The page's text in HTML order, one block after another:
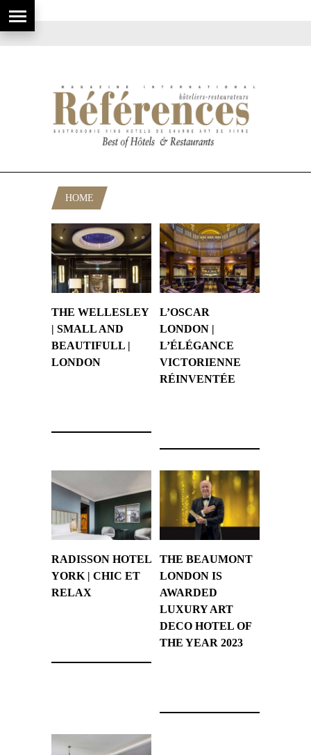
HOME
THE WELLESLEY
| SMALL AND
BEAUTIFULL |
LONDON
L’OSCAR
LONDON |
L’ÉLÉGANCE
VICTORIENNE
RÉINVENTÉE
RADISSON HOTEL
YORK | CHIC ET
RELAX
THE BEAUMONT
LONDON IS
AWARDED
LUXURY ART
DECO HOTEL OF
THE YEAR 2023